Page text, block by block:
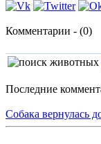
Комментарии - (0)
Последние
Собака вернулась